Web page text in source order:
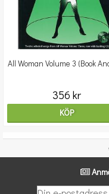
All Woman Volume 3 (Book
356 kr
KÖP